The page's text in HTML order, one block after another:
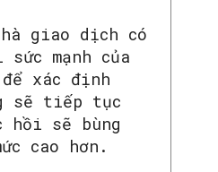
giao dịch có
mạnh của
xác định
sẽ tiếp tục
hồi sẽ bùng
cao hơn.